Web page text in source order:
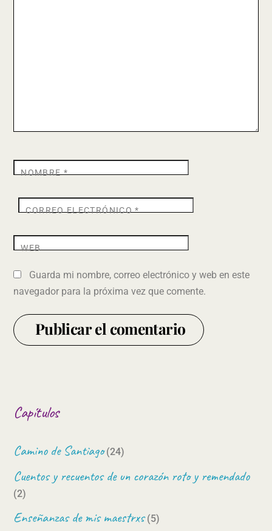
NOMBRE*
CORREO ELECTRÓNICO*
WEB
Guarda mi nombre, correo electrónico y web en este
navegador para la próxima vez que comente.
Capítulos
Camino de Santiago(24)
Cuentos y recuentos de un corazón roto y remendado
(2)
Enseñanzas de mis maestrxs(5)